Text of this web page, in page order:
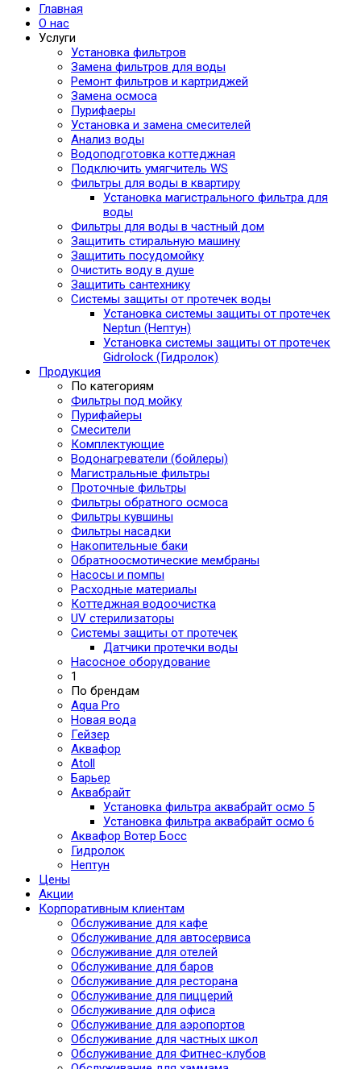
Главная
О нас
Услуги
Установка фильтров
Замена фильтров для воды
Ремонт фильтров и картриджей
Замена осмоса
Пурифаеры
Установка и замена смесителей
Анализ воды
Водоподготовка коттеджная
Подключить умягчитель WS
Фильтры для воды в квартиру
Установка магистрального фильтра для
воды
Фильтры для воды в частный дом
Защитить стиральную машину
Защитить посудомойку
Очистить воду в душе
Защитить сантехнику
Системы защиты от протечек воды
Установка системы защиты от протечек
Neptun (Нептун)
Установка системы защиты от протечек
Gidrolock (Гидролок)
Продукция
По категориям
Фильтры под мойку
Пурифайеры
Смесители
Комплектующие
Водонагреватели (бойлеры)
Магистральные фильтры
Проточные фильтры
Фильтры обратного осмоса
Фильтры кувшины
Фильтры насадки
Накопительные баки
Обратноосмотические мембраны
Насосы и помпы
Расходные материалы
Коттеджная водоочистка
UV стерилизаторы
Системы защиты от протечек
Датчики протечки воды
Насосное оборудование
1
По брендам
Aqua Pro
Новая вода
Гейзер
Аквафор
Atoll
Барьер
Аквабрайт
Установка фильтра аквабрайт осмо 5
Установка фильтра аквабрайт осмо 6
Аквафор Вотер Босс
Гидролок
Нептун
Цены
Акции
Корпоративным клиентам
Обслуживание для кафе
Обслуживание для автосервиса
Обслуживание для отелей
Обслуживание для баров
Обслуживание для ресторана
Обслуживание для пиццерий
Обслуживание для офиса
Обслуживание для аэропортов
Обслуживание для частных школ
Обслуживание для Фитнес-клубов